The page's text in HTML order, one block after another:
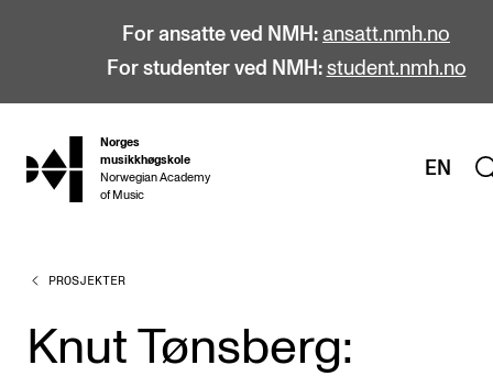
For ansatte ved NMH: ansatt.nmh.no
For studenter ved NMH: student.nmh.no
hjem
Norges
musikkhøgskole
Norwegian Academy
of Music
EN
STUDIER
Alle studier
Bachelor
PROSJEKTER
Knut Tønsberg: